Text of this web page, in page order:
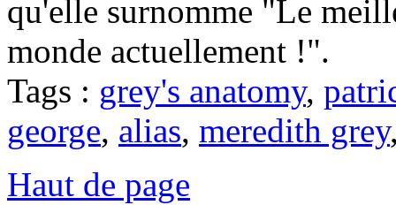
qu'elle surnomme "Le
monde actuellement !".
Tags : grey's anatomy,
george, alias, meredith grey
Haut de page